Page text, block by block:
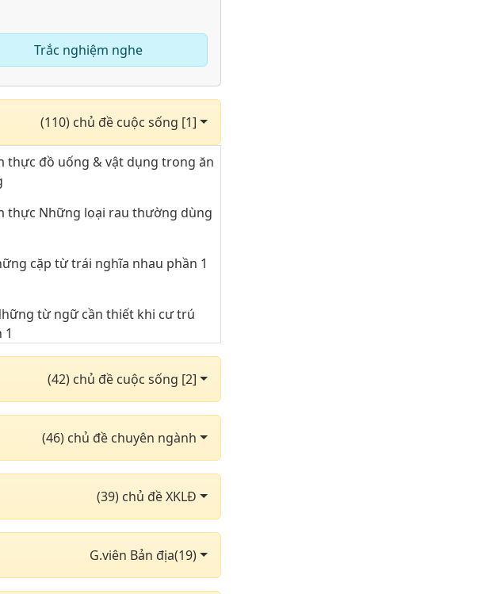
Trắc nghiệm nghe
(110) chủ đề cuộc sống [1]
thực đồ uống & vật dụng trong ăn
thực Những loại rau thường dùng
cặp từ trái nghĩa nhau phần 1
từ ngữ cần thiết khi cư trú
1
đề động từ thường dùng phần 3
đề động từ thường dùng phần 6
đề động từ thường dùng phần 9
đề khách sạn nhà nghỉ
(42) chủ đề cuộc sống [2]
(46) chủ đề chuyên ngành
(39) chủ đề XKLĐ
G.viên Bản địa(19)